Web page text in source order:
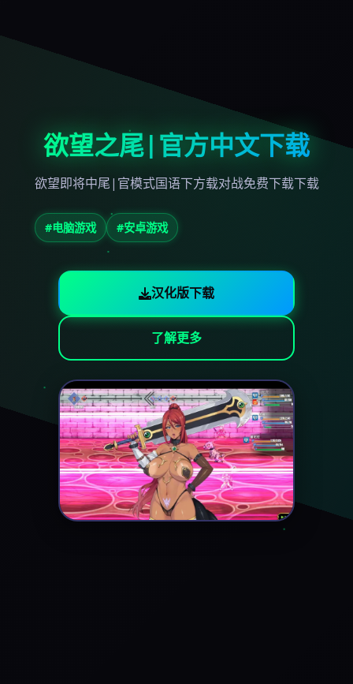
欲望之尾|官方中文下载
欲望即将中尾|官模式国语下方载对战免费下载下载
#电脑游戏 #安卓游戏
汉化版下载
了解更多